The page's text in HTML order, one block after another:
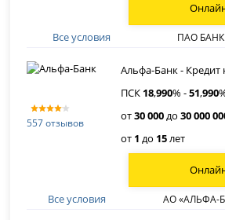
Все условия ПАО
557 отзывов
Альфа-Банк -
ПСК 18,990% -51,990
от30 000до30 000
от 1 до 15лет
Все условия АО «АЛЬФА-